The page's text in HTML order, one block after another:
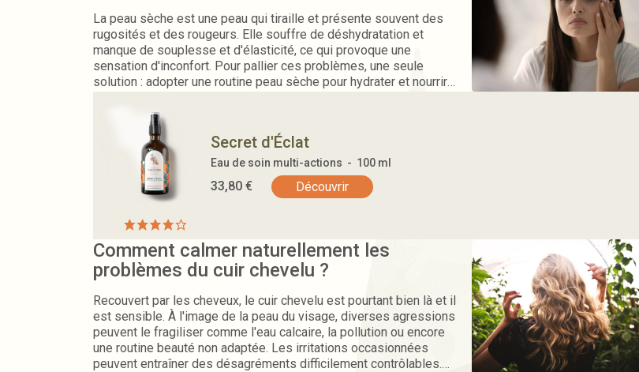
La peau sèche est une peau qui tiraille et présente souvent des
rugosités et des rougeurs. Elle souffre de déshydratation et
manque de souplesse et d'élasticité, ce qui provoque une
sensation d'inconfort. Pour pallier ces problèmes, une seule
solution : adopter une routine peau sèche pour hydrater et nourrir
pas à inclure à cette routine des produits à base d'argousier.
Secret d'Éclat
Eau de soin multi-actions - 100 ml
33,80 € Découvrir
Comment calmer naturellement les
problèmes du cuir chevelu ?
Recouvert par les cheveux, le cuir chevelu est pourtant bien là et il
est sensible. À l'image de la peau du visage, diverses agressions
peuvent le fragiliser comme l'eau calcaire, la pollution ou encore
une routine beauté non adaptée. Les irritations occasionnées
peuvent entraîner des désagréments difficilement contrôlables.